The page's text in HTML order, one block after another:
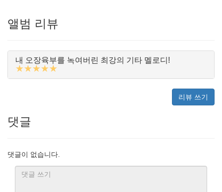
앨범 리뷰
내 오장육부를 녹여버린 최강의 기타 멜로디!
★★★★★
리뷰 쓰기
댓글
댓글이 없습니다.